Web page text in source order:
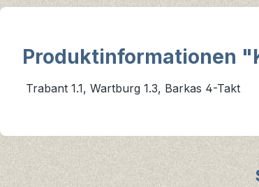
Produktinformationen
Trabant 1.1, Wartburg 1.3, Barkas 4-Takt